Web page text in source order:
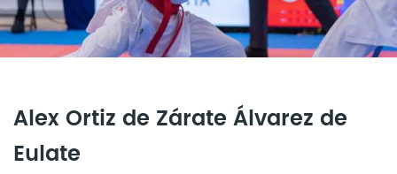
Alex Ortiz de Zárate Álvarez de
Eulate